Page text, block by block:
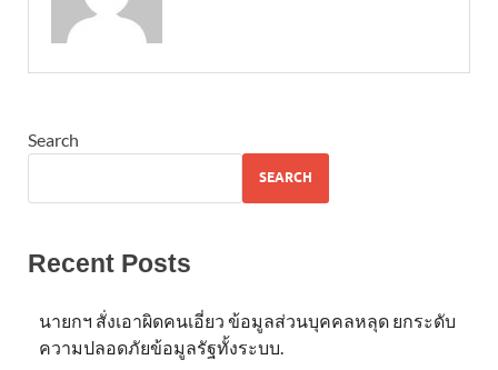
Search
SEARCH
Recent Posts
นายกฯ สั่งเอาผิดคนเอี่ยว ข้อมูลส่วนบุคคลหลุด ยกระดับ
ความปลอดภัยข้อมูลรัฐทั้งระบบ.